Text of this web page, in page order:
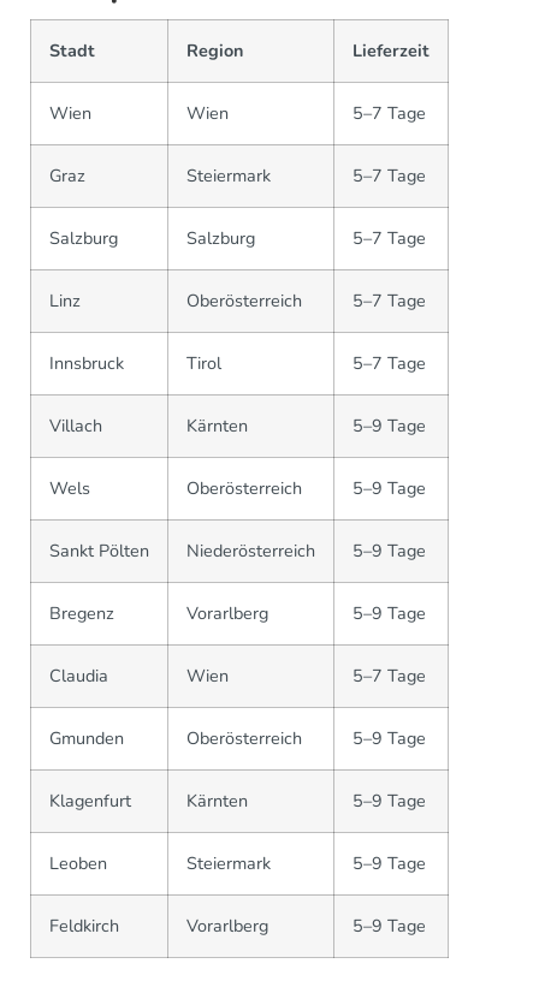
Stadt Region Lieferzeit
Wien Wien 5–7 Tage
Graz Steiermark 5–7 Tage
Salzburg Salzburg 5–7 Tage
Linz Oberösterreich 5–7 Tage
Innsbruck Tirol 5–7 Tage
Villach Kärnten 5–9 Tage
Wels Oberösterreich 5–9 Tage
Sankt Pölten Niederösterreich 5–9 Tage
Bregenz Vorarlberg 5–9 Tage
Claudia Wien 5–7 Tage
Gmunden Oberösterreich 5–9 Tage
Klagenfurt Kärnten 5–9 Tage
Leoben Steiermark 5–9 Tage
Feldkirch Vorarlberg 5–9 Tage